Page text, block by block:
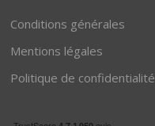
Conditions générales
Mentions légales
Politique de confidentialité